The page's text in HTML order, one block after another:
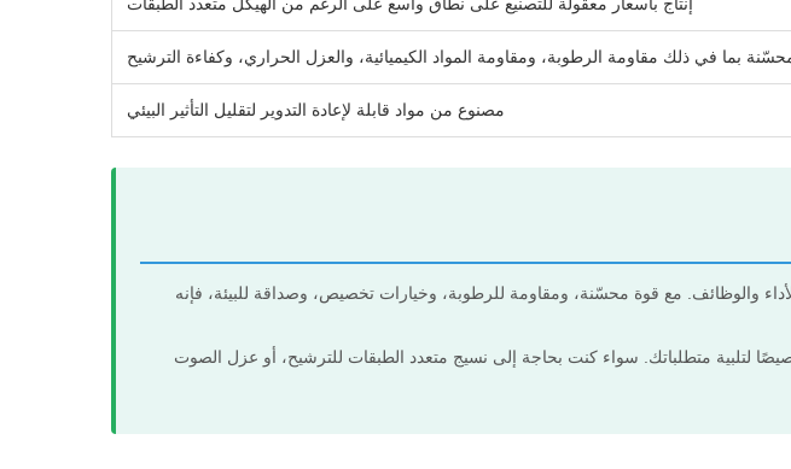
بما في ذلك مقاومة الرطوبة، ومقاومة المواد الكيميائية، والعزل الحراري، وكفاءة الترشيح
مصنوع من مواد قابلة لإعادة التدوير لتقليل التأثير البيئي
والوظائف. مع قوة محسّنة، ومقاومة للرطوبة، وخيارات تخصيص، وصداقة للبيئة، فإنه
لتلبية متطلباتك. سواء كنت بحاجة إلى نسيج متعدد الطبقات للترشيح، أو عزل الصوت